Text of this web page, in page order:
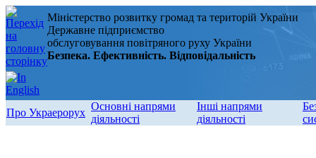
Міністерство розвитку громад та територій України
Державне підприємство
обслуговування повітряного руху України
Безпека. Ефективність. Відповідальність
Про Украерорух
Основні напрями
діяльності
Інші напрями
діяльності